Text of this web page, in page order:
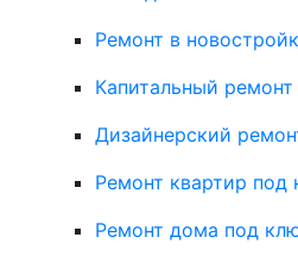
Ремонт в
Капитальный ремонт
Дизайнерский
Ремонт квартир под
Ремонт дома под